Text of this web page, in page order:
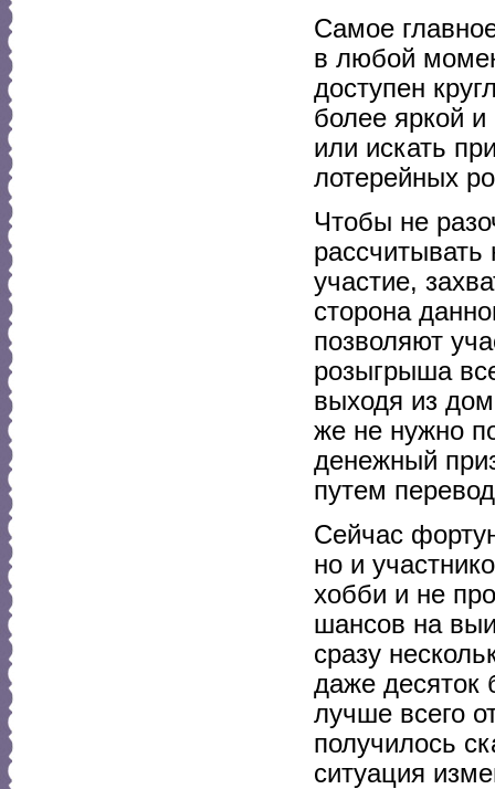
Самое
в любой
доступен
более яркой и
или искать
лотерейных
Чтобы не
рассчитывать
участие,
сторона
позволяют
розыгрыша
выходя из
же не нужно
денежный
путем
Сейчас
но и
хобби и не
шансов на
сразу
даже десяток
лучше всего
получилось
ситуация